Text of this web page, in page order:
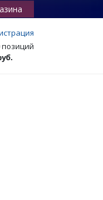
позиций